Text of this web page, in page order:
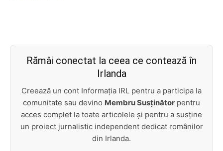
Rămâi conectat la ceea ce contează în
Irlanda
Creează un cont Informația IRL pentru a participa la
comunitate sau devino Membru Susținător pentru
acces complet la toate articolele și pentru a susține
un proiect jurnalistic independent dedicat românilor
din Irlanda.